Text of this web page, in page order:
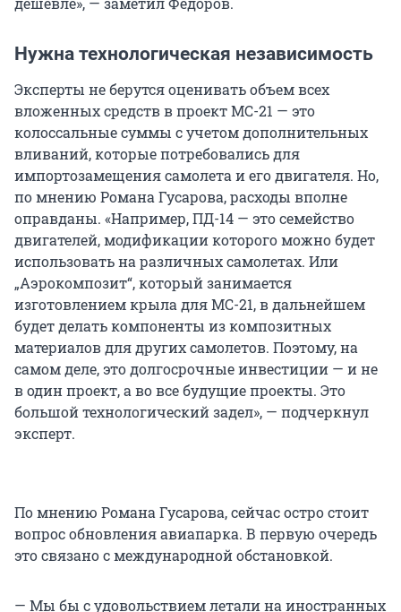
Нужна технологическая независимость
Эксперты не берутся оценивать объем всех
вложенных средств в проект МС-21 — это
колоссальные суммы с учетом дополнительных
вливаний, которые потребовались для
импортозамещения самолета и его двигателя. Но,
по мнению Романа Гусарова, расходы вполне
оправданы. «Например, ПД-14 — это семейство
двигателей, модификации которого можно будет
использовать на различных самолетах. Или
„Аэрокомпозит“, который занимается
изготовлением крыла для МС-21, в дальнейшем
будет делать компоненты из композитных
материалов для других самолетов. Поэтому, на
самом деле, это долгосрочные инвестиции — и не
в один проект, а во все будущие проекты. Это
большой технологический задел», — подчеркнул
эксперт.
По мнению Романа Гусарова, сейчас остро стоит
вопрос обновления авиапарка. В первую очередь
это связано с международной обстановкой.
— Мы бы с удовольствием летали на иностранных